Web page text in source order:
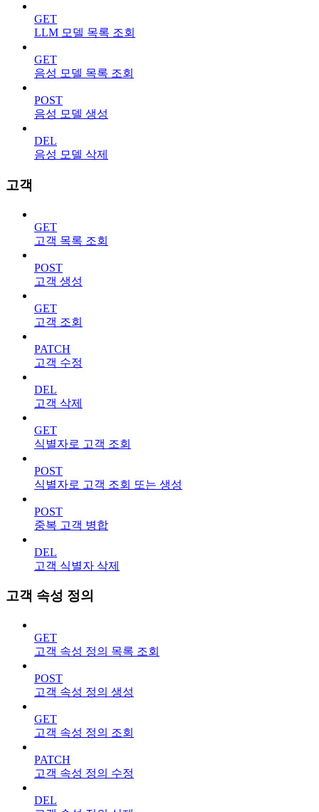
GET
LLM 모델 목록 조회
GET
음성 모델 목록 조회
POST
음성 모델 생성
DEL
음성 모델 삭제
고객
GET
고객 목록 조회
POST
고객 생성
GET
고객 조회
PATCH
고객 수정
DEL
고객 삭제
GET
식별자로 고객 조회
POST
식별자로 고객 조회 또는 생성
POST
중복 고객 병합
DEL
고객 식별자 삭제
고객 속성 정의
GET
고객 속성 정의 목록 조회
POST
고객 속성 정의 생성
GET
고객 속성 정의 조회
PATCH
고객 속성 정의 수정
DEL